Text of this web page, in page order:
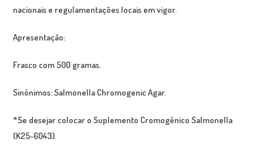
nacionais e regulamentações locais em vigor.
Apresentação:
Frasco com 500 gramas.
Sinônimos:Salmonella Chromogenic Agar.
*Se desejar colocar o Suplemento Cromogênico Salmonella
(K25-6043).